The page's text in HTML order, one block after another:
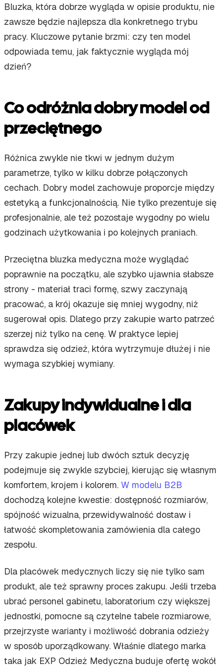
Bluzka, która dobrze wygląda w opisie produktu, nie
zawsze będzie najlepsza dla konkretnego trybu
pracy. Kluczowe pytanie brzmi: czy ten model
odpowiada temu, jak faktycznie wygląda mój
dzień?
Co odróżnia dobry model od
przeciętnego
Różnica zwykle nie tkwi w jednym dużym
parametrze, tylko w kilku dobrze połączonych
cechach. Dobry model zachowuje proporcje między
estetyką a funkcjonalnością. Nie tylko prezentuje się
profesjonalnie, ale też pozostaje wygodny po wielu
godzinach użytkowania i po kolejnych praniach.
Przeciętna bluzka medyczna może wyglądać
poprawnie na początku, ale szybko ujawnia słabsze
strony - materiał traci formę, szwy zaczynają
pracować, a krój okazuje się mniej wygodny, niż
sugerował opis. Dlatego przy zakupie warto patrzeć
szerzej niż tylko na cenę. W praktyce lepiej
sprawdza się odzież, która wytrzymuje dłużej i nie
wymaga szybkiej wymiany.
Zakupy indywidualne i dla
placówek
Przy zakupie jednej lub dwóch sztuk decyzję
podejmuje się zwykle szybciej, kierując się własnym
komfortem, krojem i kolorem. W modelu B2B
dochodzą kolejne kwestie: dostępność rozmiarów,
spójność wizualna, przewidywalność dostaw i
łatwość skompletowania zamówienia dla całego
zespołu.
Dla placówek medycznych liczy się nie tylko sam
produkt, ale też sprawny proces zakupu. Jeśli trzeba
ubrać personel gabinetu, laboratorium czy większej
jednostki, pomocne są czytelne tabele rozmiarowe,
przejrzyste warianty i możliwość dobrania odzieży
w sposób uporządkowany. Właśnie dlatego marka
taka jak EXP Odzież Medyczna buduje ofertę wokół